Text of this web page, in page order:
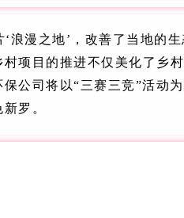
浪漫之地’，改善了当地的
项目的推进不仅美化了乡
公司将以“三赛三竞”活动
罗。